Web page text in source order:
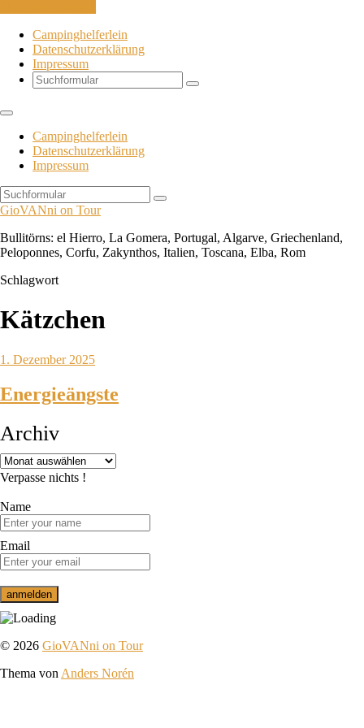
Campinghelferlein
Datenschutzerklärung
Impressum
Search
Campinghelferlein
Datenschutzerklärung
Impressum
Search
GioVANni on Tour
Bullitörns: el Hierro, La Gomera, Portugal, Algarve, Griechenland,
Peloponnes, Corfu, Zakynthos, Italien, Toscana, Elba, Rom
Schlagwort
Kätzchen
1. Dezember 2025
Energieängste
Archiv
Verpasse nichts !
Name
Email
© 2026 GioVANni on Tour
Thema von Anders Norén